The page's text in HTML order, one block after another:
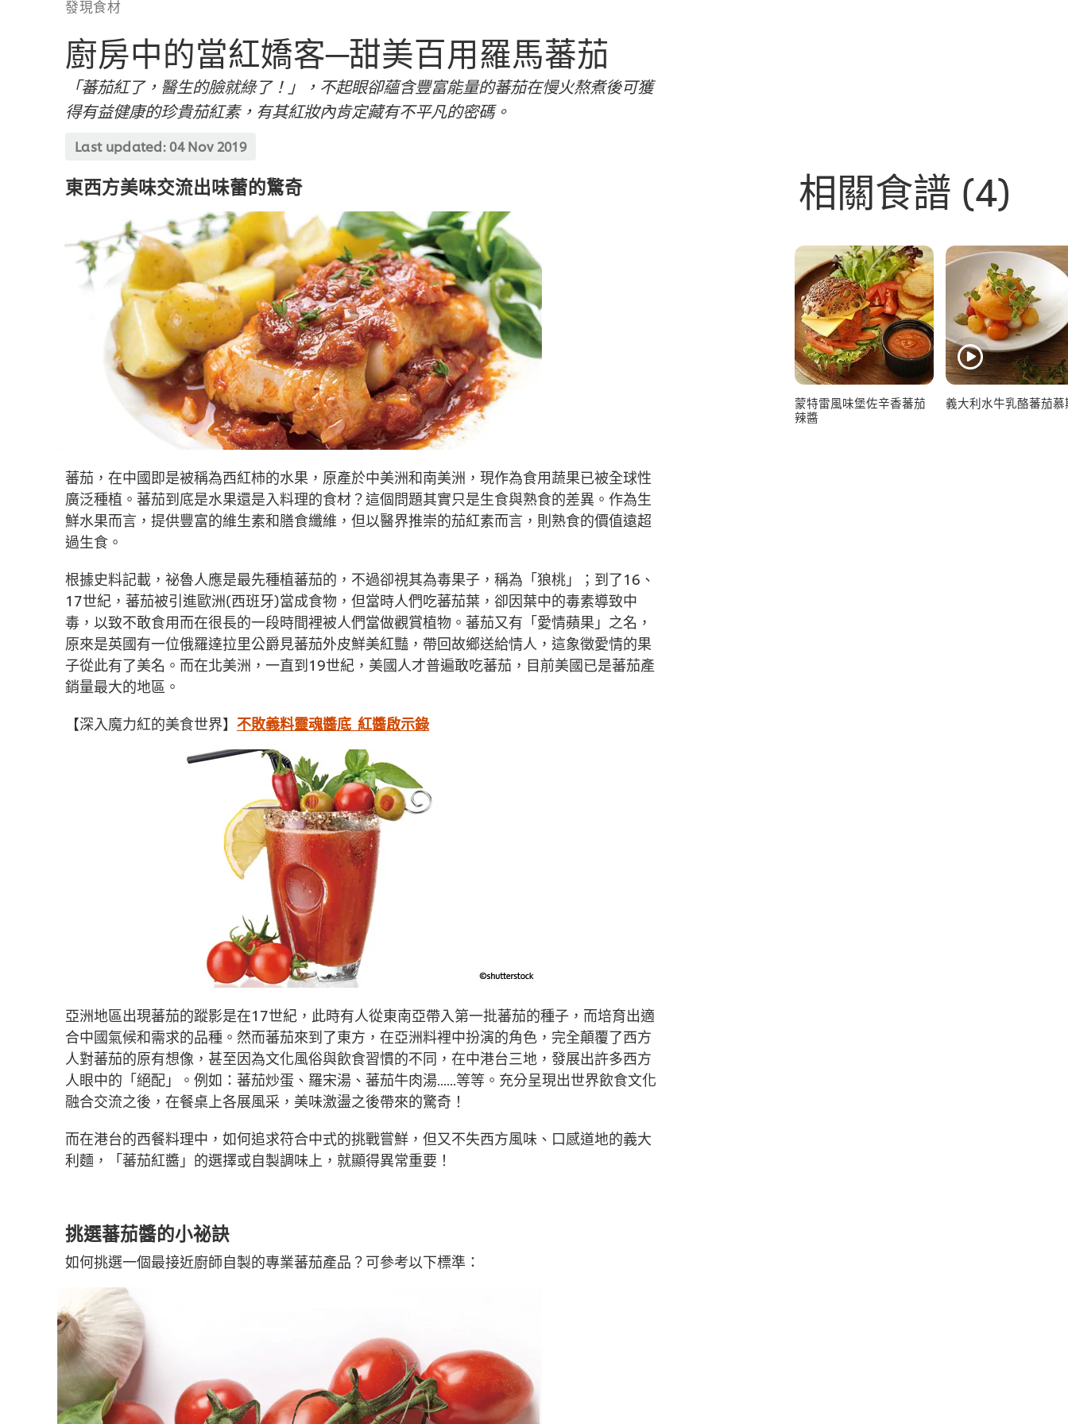
發現食材
廚房中的當紅嬌客─甜美百用羅馬蕃茄
「蕃茄紅了，醫生的臉就綠了！」，不起眼卻蘊含豐富能量的蕃茄在慢火熬煮後可獲
得有益健康的珍貴茄紅素，有其紅妝內肯定藏有不平凡的密碼。
Last updated:04 Nov 2019
東西方美味交流出味蕾的驚奇
蕃茄，在中國即是被稱為西紅柿的水果，原產於中美洲和南美洲，現作為食用蔬果已被全球性
廣泛種植。蕃茄到底是水果還是入料理的食材？這個問題其實只是生食與熟食的差異。作為生
鮮水果而言，提供豐富的維生素和膳食纖維，但以醫界推崇的茄紅素而言，則熟食的價值遠超
過生食。
根據史料記載，祕魯人應是最先種植蕃茄的，不過卻視其為毒果子，稱為「狼桃」；到了16、
17世紀，蕃茄被引進歐洲(西班牙)當成食物，但當時人們吃蕃茄葉，卻因葉中的毒素導致中
毒，以致不敢食用而在很長的一段時間裡被人們當做觀賞植物。蕃茄又有「愛情蘋果」之名，
原來是英國有一位俄羅達拉里公爵見蕃茄外皮鮮美紅豔，帶回故鄉送給情人，這象徵愛情的果
子從此有了美名。而在北美洲，一直到19世紀，美國人才普遍敢吃蕃茄，目前美國已是蕃茄產
銷量最大的地區。
【深入魔力紅的美食世界】 不敗義料靈魂醬底 紅醬啟示錄
亞洲地區出現蕃茄的蹤影是在17世紀，此時有人從東南亞帶入第一批蕃茄的種子，而培育出適
合中國氣候和需求的品種。然而蕃茄來到了東方，在亞洲料裡中扮演的角色，完全顛覆了西方
人對蕃茄的原有想像，甚至因為文化風俗與飲食習慣的不同，在中港台三地，發展出許多西方
人眼中的「絕配」。例如：蕃茄炒蛋、羅宋湯、蕃茄牛肉湯......等等。充分呈現出世界飲食文化
融合交流之後，在餐桌上各展風采，美味激盪之後帶來的驚奇！
而在港台的西餐料理中，如何追求符合中式的挑戰嘗鮮，但又不失西方風味、口感道地的義大
利麵，「蕃茄紅醬」的選擇或自製調味上，就顯得異常重要！
挑選蕃茄醬的小祕訣
如何挑選一個最接近廚師自製的專業蕃茄產品？可參考以下標準：
相關食譜 (4)
蒙特雷風味堡佐辛香蕃茄
辣醬
義大利水牛乳酪蕃茄慕